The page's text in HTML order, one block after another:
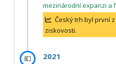
mezinárodní expanzi a
Český trh byl první
ziskovosti.
💶
2021